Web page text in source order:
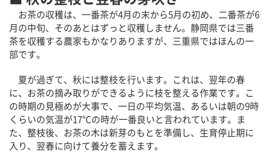
お茶の収穫は、一番茶が4月の末から5月の初め、二番茶が6
月の中旬、そのあとはずっと収穫しません。静岡県では三番
茶を収穫する農家もかなりありますが、三重県ではほんの一
部です。
夏が過ぎて、秋には整枝を行います。これは、翌年の春
に、お茶の摘み取りができるように枝を整える作業です。こ
の時期の見極めが大事で、一日の平均気温、あるいは朝の9時
くらいの気温が17℃の時が一番良いと言われています。ま
た、整枝後、お茶の木は新芽のもとを準備し、生育停止期に
入り、翌春に向けて養分を蓄えます。